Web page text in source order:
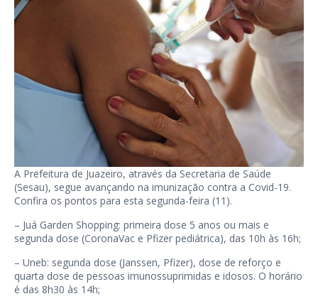
A Prefeitura de Juazeiro, através da Secretaria de Saúde
(Sesau), segue avançando na imunização contra a Covid-19.
Confira os pontos para esta segunda-feira (11).
– Juá Garden Shopping: primeira dose 5 anos ou mais e
segunda dose (CoronaVac e Pfizer pediátrica), das 10h às 16h;
– Uneb: segunda dose (Janssen, Pfizer), dose de reforço e
quarta dose de pessoas imunossuprimidas e idosos. O horário
é das 8h30 às 14h;